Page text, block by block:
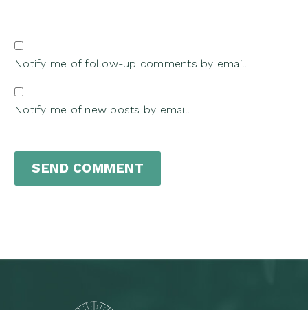
Notify me of follow-up comments by email.
Notify me of new posts by email.
SEND COMMENT